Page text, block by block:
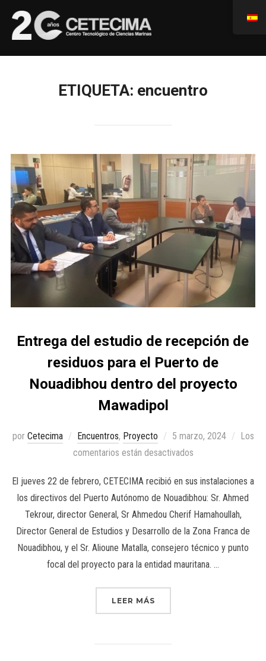
ETIQUETA: encuentro
Entrega del estudio de recepción de
residuos para el Puerto de
Nouadibhou dentro del proyecto
Mawadipol
por Cetecima Encuentros, Proyecto 5 marzo, 2024
Los
comentarios están desactivados
El jueves 22 de febrero, CETECIMA recibió en sus instalaciones a
los directivos del Puerto Autónomo de Nouadibhou: Sr. Ahmed
Tekrour, director General, Sr Ahmedou Cherif Hamahoullah,
Director General de Estudios y Desarrollo de la Zona Franca de
Nouadibhou, y el Sr. Alioune Matalla, consejero técnico y punto
focal del proyecto para la entidad mauritana. …
LEER MÁS